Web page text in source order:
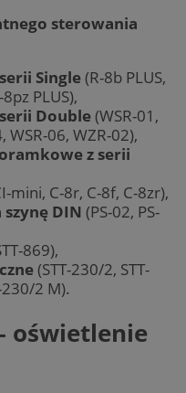
sterowania
Single(R-8b PLUS,
PLUS),
Double(WSR-01,
WSR-06, WZR-02),
z serii
mini, C-8r, C-8f, C-8zr),
DIN (PS-02, PS-
869),
(STT-230/2, STT-
230/2 M).
oświetlenie